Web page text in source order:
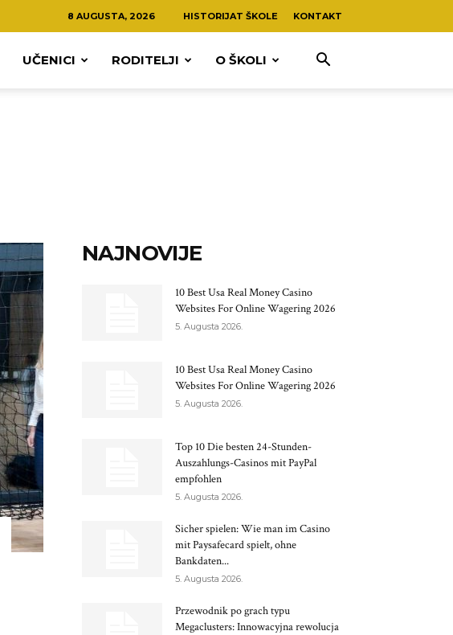
8 AUGUSTA, 2026 HISTORIJAT ŠKOLE KONTAKT
UČENICI RODITELJI O ŠKOLI
NAJNOVIJE
10 Best Usa Real Money Casino
Websites For Online Wagering 2026
5. Augusta 2026.
10 Best Usa Real Money Casino
Websites For Online Wagering 2026
5. Augusta 2026.
Top 10 Die besten 24-Stunden-
Auszahlungs-Casinos mit PayPal
empfohlen
5. Augusta 2026.
Sicher spielen: Wie man im Casino
mit Paysafecard spielt, ohne
Bankdaten...
5. Augusta 2026.
Przewodnik po grach typu
Megaclusters: Innowacyjna rewolucja